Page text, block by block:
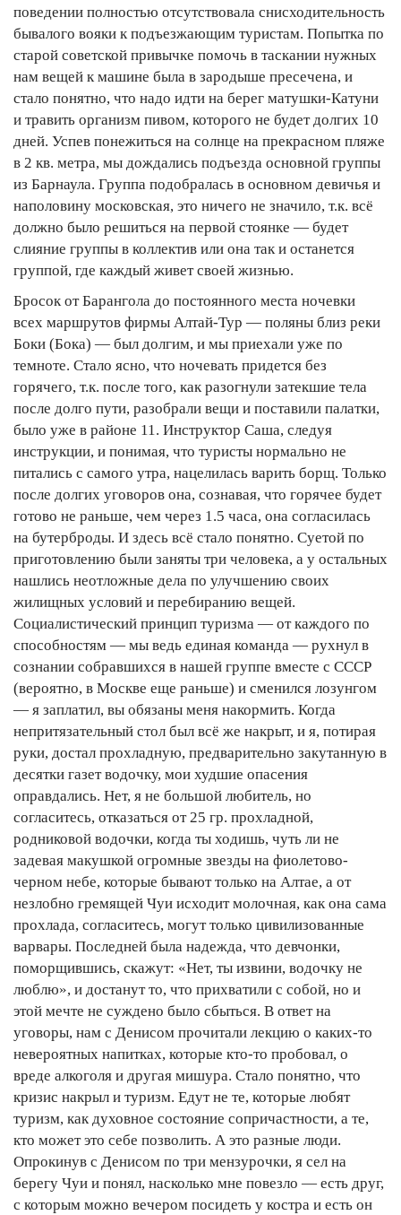
поведении полностью отсутствовала снисходительность
бывалого вояки к подъезжающим туристам. Попытка по
старой советской привычке помочь в таскании нужных
нам вещей к машине была в зародыше пресечена, и
стало понятно, что надо идти на берег матушки-Катуни
и травить организм пивом, которого не будет долгих 10
дней. Успев понежиться на солнце на прекрасном пляже
в 2 кв. метра, мы дождались подъезда основной группы
из Барнаула. Группа подобралась в основном девичья и
наполовину московская, это ничего не значило, т.к. всё
должно было решиться на первой стоянке — будет
слияние группы в коллектив или она так и останется
группой, где каждый живет своей жизнью.
Бросок от Барангола до постоянного места ночевки
всех маршрутов фирмы Алтай-Тур — поляны близ реки
Боки (Бока) — был долгим, и мы приехали уже по
темноте. Стало ясно, что ночевать придется без
горячего, т.к. после того, как разогнули затекшие тела
после долго пути, разобрали вещи и поставили палатки,
было уже в районе 11. Инструктор Саша, следуя
инструкции, и понимая, что туристы нормально не
питались с самого утра, нацелилась варить борщ. Только
после долгих уговоров она, сознавая, что горячее будет
готово не раньше, чем через 1.5 часа, она согласилась
на бутерброды. И здесь всё стало понятно. Суетой по
приготовлению были заняты три человека, а у остальных
нашлись неотложные дела по улучшению своих
жилищных условий и перебиранию вещей.
Социалистический принцип туризма — от каждого по
способностям — мы ведь единая команда — рухнул в
сознании собравшихся в нашей группе вместе с СССР
(вероятно, в Москве еще раньше) и сменился лозунгом
— я заплатил, вы обязаны меня накормить. Когда
непритязательный стол был всё же накрыт, и я, потирая
руки, достал прохладную, предварительно закутанную в
десятки газет водочку, мои худшие опасения
оправдались. Нет, я не большой любитель, но
согласитесь, отказаться от 25 гр. прохладной,
родниковой водочки, когда ты ходишь, чуть ли не
задевая макушкой огромные звезды на фиолетово-
черном небе, которые бывают только на Алтае, а от
незлобно гремящей Чуи исходит молочная, как она сама
прохлада, согласитесь, могут только цивилизованные
варвары. Последней была надежда, что девчонки,
поморщившись, скажут: «Нет, ты извини, водочку не
люблю», и достанут то, что прихватили с собой, но и
этой мечте не суждено было сбыться. В ответ на
уговоры, нам с Денисом прочитали лекцию о каких-то
невероятных напитках, которые кто-то пробовал, о
вреде алкоголя и другая мишура. Стало понятно, что
кризис накрыл и туризм. Едут не те, которые любят
туризм, как духовное состояние сопричастности, а те,
кто может это себе позволить. А это разные люди.
Опрокинув с Денисом по три мензурочки, я сел на
берегу Чуи и понял, насколько мне повезло — есть друг,
с которым можно вечером посидеть у костра и есть он